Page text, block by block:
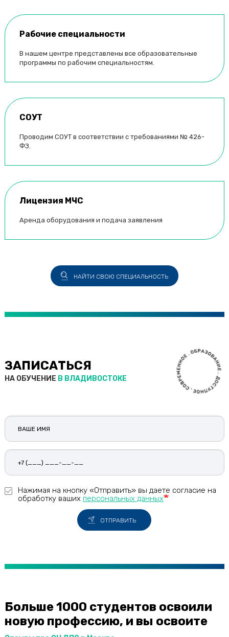
Рабочие специальности
В нашем центре представлены все образовательные
программы по рабочим специальностям.
СОУТ
Проводим СОУТ в соответствии с требованиями № 426-
ФЗ.
Лицензия МЧС
Аренда оборудования и подача заявления
НАЙТИ СВОЮ СПЕЦИАЛЬНОСТЬ
ЗАПИСАТЬСЯ
НА ОБУЧЕНИЕ В ВЛАДИВОСТОКЕ
Ваше
имя
Нажимая на кнопку «Отправить» вы даете согласие на
обработку ваших персональных данных
ОТПРАВИТЬ
Больше 1000 студентов освоили
новую профессию, и вы освоите